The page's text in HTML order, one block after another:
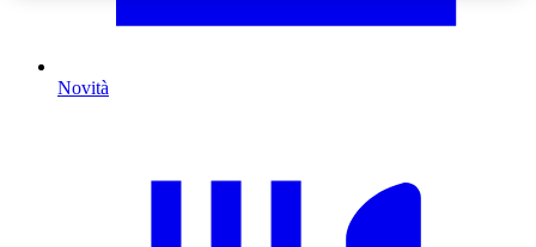
Novità